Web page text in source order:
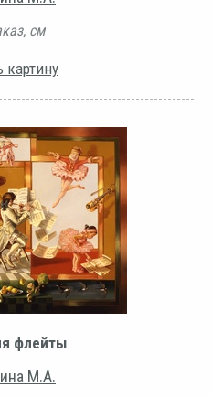
см
картину
флейты
М.А.